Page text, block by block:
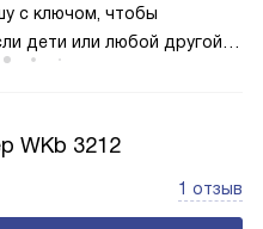
с ключом, чтобы
дети или любой другой
с энергозатратными
WKb 3212
1 отзыв